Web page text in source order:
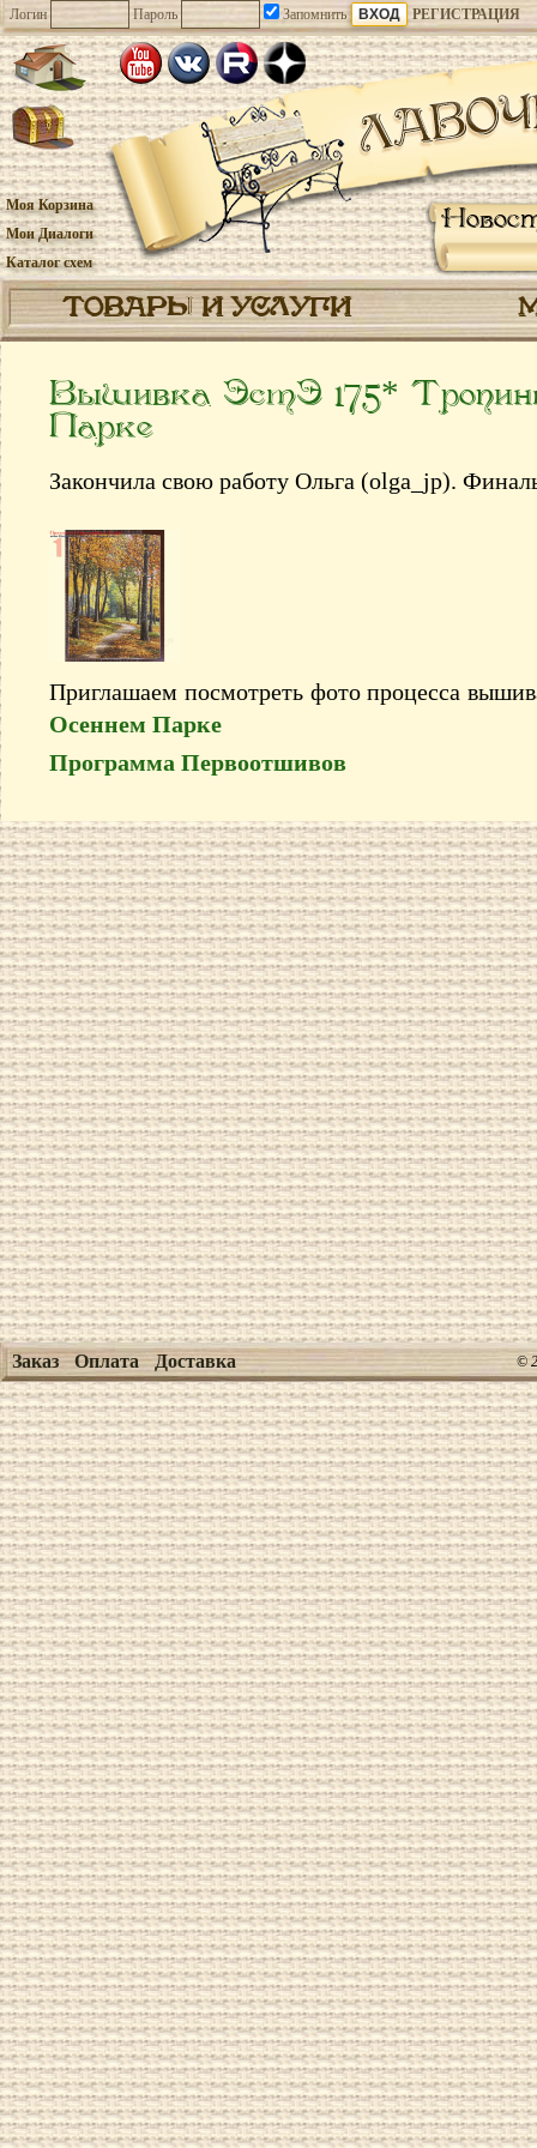
Логин Пароль Запомнить РЕГИСТРАЦИЯ
Моя Корзина
Мои Диалоги
Каталог схем
ТОВАРЫ И УСЛУГИ
Вышивка ЭстЭ 175*
Парке
Закончила свою работу Ольга (olga_jp).
Приглашаем посмотреть фото процесса
Осеннем Парке
Программа Первоотшивов
Заказ Оплата Доставка ©